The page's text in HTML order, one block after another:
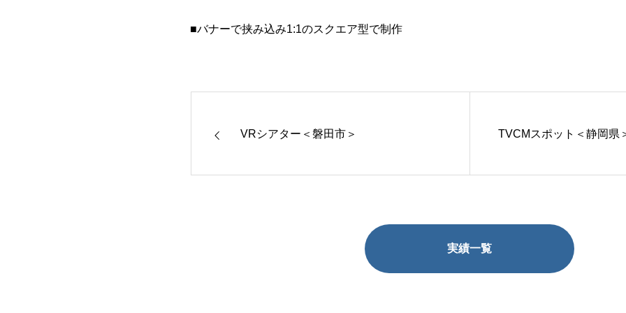
■バナーで挟み込み1:1のスクエア型で制作
VRシアター＜磐田市＞ TVCMスポット＜静岡県
実績一覧